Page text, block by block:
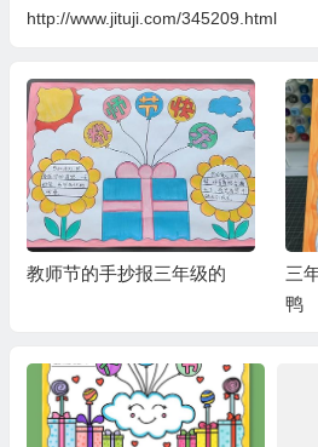
http://www.jituji.com/345209.html
教师节的手抄报三年级的
三
鸭